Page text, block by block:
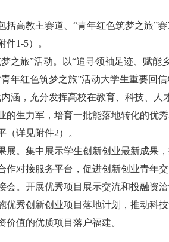
括高教主赛道、“青年红色筑梦之旅”
件1-5）。
梦之旅”活动。以“追寻领袖足迹、赋能
年红色筑梦之旅”活动大学生重要回
涵，充分发挥高校在教育、科技、人
的生力军，培育一批能落地转化的优
（详见附件2）。
展。集中展示学生创新创业最新成果
作对接服务平台，促进创新创业青年
会。开展优秀项目展示交流和投融资
优秀创新创业项目落地计划，推动科
价值的优质项目落户福建。